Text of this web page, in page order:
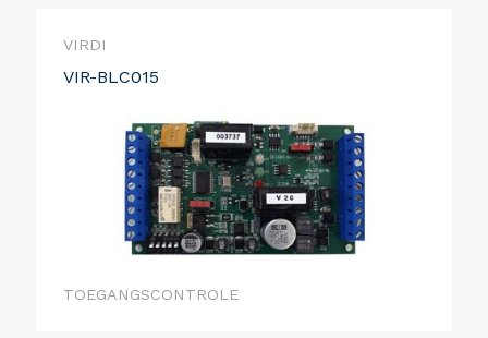
VIRDI
VIR-BLC015
TOEGANGSCONTROLE